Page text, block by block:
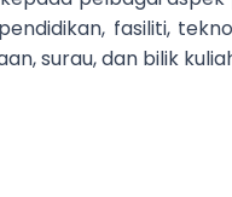
fasiliti,
surau, dan bilik